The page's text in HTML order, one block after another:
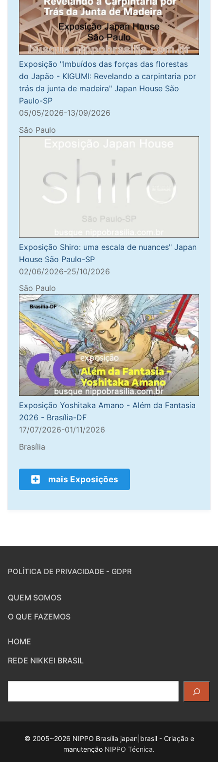
Exposição "Imbuídos das forças das florestas
do Japão - KIGUMI: Revelando a carpintaria por
trás da junta de madeira" Japan House São
Paulo-SP
05/05/2026-13/09/2026
São Paulo
Exposição Shiro: uma escala de nuances" Japan
House São Paulo-SP
02/06/2026-25/10/2026
São Paulo
Exposição Yoshitaka Amano - Além da Fantasia
2026 - Brasília-DF
17/07/2026-01/11/2026
Brasília
mais Exposições
POLÍTICA DE PRIVACIDADE - GDPR
QUEM SOMOS
O QUE FAZEMOS
HOME
REDE NIKKEI BRASIL
© 2005~2026 NIPPO Brasília japan|brasil - Criação e
manutenção NIPPO Técnica.